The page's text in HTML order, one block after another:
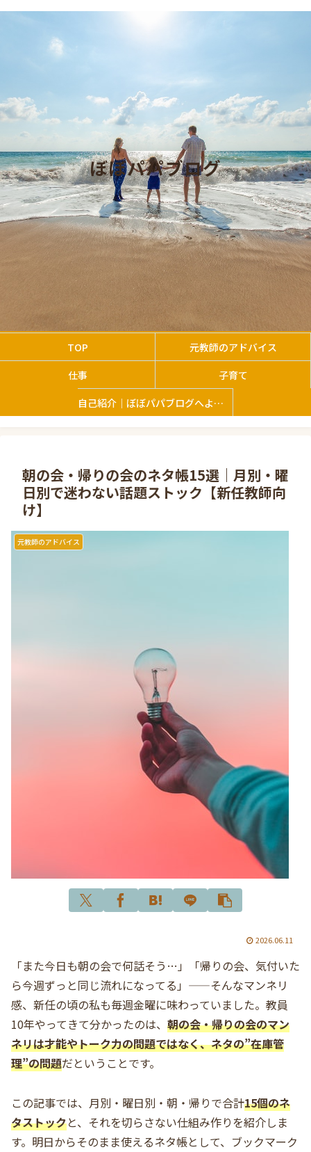
ぼぼパパブログ
TOP
元教師のアドバイス
仕事
子育て
自己紹介｜ぼぼパパブログへようこそ
朝の会・帰りの会のネタ帳15選｜月別・曜
日別で迷わない話題ストック【新任教師向
け】
元教師のアドバイス
2026.06.11
「また今日も朝の会で何話そう…」「帰りの会、気付いた
ら今週ずっと同じ流れになってる」——そんなマンネリ
感、新任の頃の私も毎週金曜に味わっていました。教員
10年やってきて分かったのは、 朝の会・帰りの会のマン
ネリは才能やトーク力の問題ではなく、ネタの”在庫管
理”の問題だということです。
この記事では、月別・曜日別・朝・帰りで合計15個のネ
タストックと、それを切らさない仕組み作りを紹介しま
す。明日からそのまま使えるネタ帳として、ブックマーク